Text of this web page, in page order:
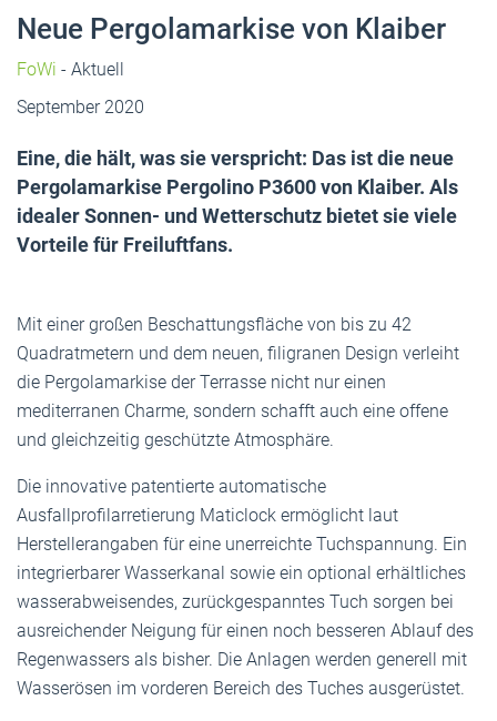
Neue Pergolamarkise von Klaiber
FoWi - Aktuell
September 2020
Eine, die hält, was sie verspricht: Das ist die neue
Pergolamarkise Pergolino P3600 von Klaiber. Als
idealer Sonnen- und Wetterschutz bietet sie viele
Vorteile für Freiluftfans.
Mit einer großen Beschattungsfläche von bis zu 42
Quadratmetern und dem neuen, filigranen Design verleiht
die Pergolamarkise der Terrasse nicht nur einen
mediterranen Charme, sondern schafft auch eine offene
und gleichzeitig geschützte Atmosphäre.
Die innovative patentierte automatische
Ausfallprofilarretierung Maticlock ermöglicht laut
Herstellerangaben für eine unerreichte Tuchspannung. Ein
integrierbarer Wasserkanal sowie ein optional erhältliches
wasserabweisendes, zurückgespanntes Tuch sorgen bei
ausreichender Neigung für einen noch besseren Ablauf des
Regenwassers als bisher. Die Anlagen werden generell mit
Wasserösen im vorderen Bereich des Tuches ausgerüstet.